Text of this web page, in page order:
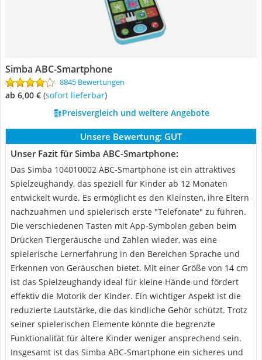
Simba ABC-Smartphone
8845 Bewertungen
ab 6,00 € ( Sofort lieferbar)
Preisvergleich und weitere Angebote
Unsere Bewertung: GUT
Unser Fazit für Simba ABC-Smartphone:
Das Simba 104010002 ABC-Smartphone ist ein attraktives
Spielzeughandy, das speziell für Kinder ab 12 Monaten
entwickelt wurde. Es ermöglicht es den Kleinsten, ihre Eltern
nachzuahmen und spielerisch erste "Telefonate" zu führen.
Die verschiedenen Tasten mit App-Symbolen geben beim
Drücken Tiergeräusche und Zahlen wieder, was eine
spielerische Lernerfahrung in den Bereichen Sprache und
Erkennen von Geräuschen bietet. Mit einer Größe von 14 cm
ist das Spielzeughandy ideal für kleine Hände und fördert
effektiv die Motorik der Kinder. Ein wichtiger Aspekt ist die
reduzierte Lautstärke, die das kindliche Gehör schützt. Trotz
seiner spielerischen Elemente könnte die begrenzte
Funktionalität für ältere Kinder weniger ansprechend sein.
Insgesamt ist das Simba ABC-Smartphone ein sicheres und